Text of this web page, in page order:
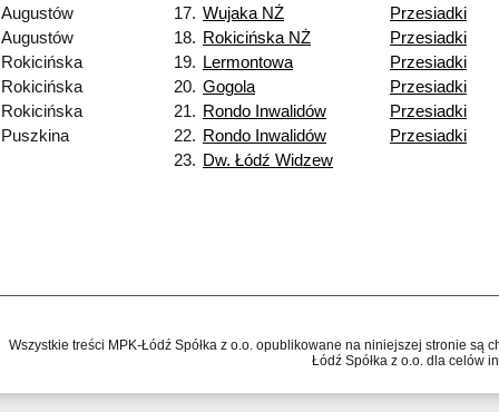
Augustów
17. Wujaka NŻ
Przesiadki
Augustów
18. Rokicińska NŻ
Przesiadki
Rokicińska
19. Lermontowa
Przesiadki
Rokicińska
20. Gogola
Przesiadki
Rokicińska
21. Rondo Inwalidów
Przesiadki
Puszkina
22. Rondo Inwalidów
Przesiadki
23. Dw. Łódź Widzew
Wszystkie treści MPK-Łódź Spółka z o.o. opublikowane na niniejszej stronie
Łódź Spółka z o.o. dla celów